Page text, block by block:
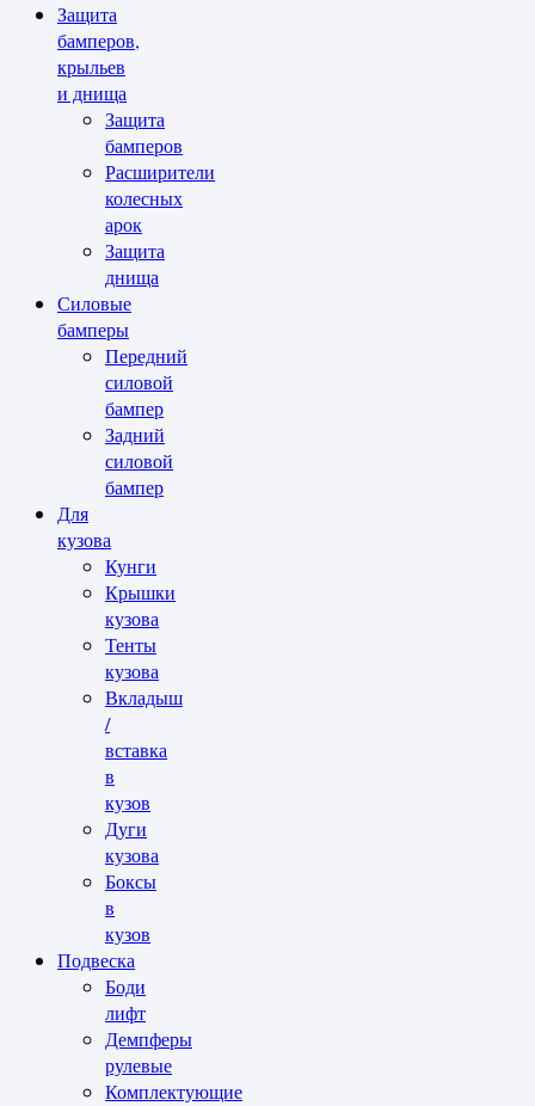
Защита
бамперов,
крыльев
и днища
Защита
бамперов
Расширители
колесных
арок
Защита
днища
Силовые
бамперы
Передний
силовой
бампер
Задний
силовой
бампер
Для
кузова
Кунги
Крышки
кузова
Тенты
кузова
Вкладыш
/
вставка
в
кузов
Дуги
кузова
Боксы
в
кузов
Подвеска
Боди
лифт
Демпферы
рулевые
Комплектующие